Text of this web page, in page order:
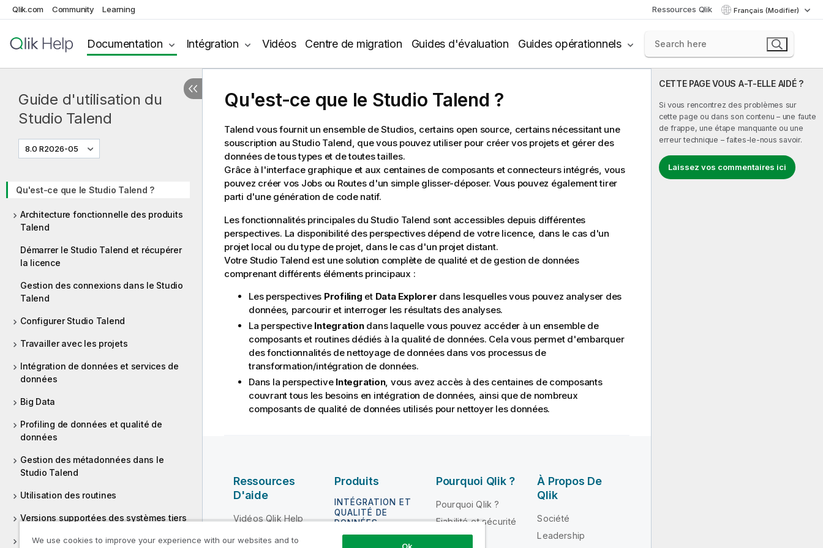
Qlik.com Community Learning Ressources Qlik Français (Modifier)
Documentation Intégration Vidéos Centre de migration Guides d'évaluation Guides opérationnels
Guide d'utilisation du
Studio Talend
8.0 R2026-05
Qu'est-ce que le Studio Talend ?
Architecture fonctionnelle des produits
Talend
Démarrer le Studio Talend et récupérer
la licence
Gestion des connexions dans le Studio
Talend
Configurer Studio Talend
Travailler avec les projets
Intégration de données et services de
données
Big Data
Profiling de données et qualité de
données
Gestion des métadonnées dans le
Studio Talend
Utilisation des routines
Versions supportées des systèmes tiers
Annexes
CETTE PAGE VOUS A-T-ELLE AIDÉ ?
Si vous rencontrez des problèmes sur
cette page ou dans son contenu – une faute
de frappe, une étape manquante ou une
erreur technique – faites-le-nous savoir.
Laissez vos commentaires ici
Qu'est-ce que le Studio Talend ?
Talend vous fournit un ensemble de Studios, certains open source, certains nécessitant une
souscription au Studio Talend, que vous pouvez utiliser pour créer vos projets et gérer des
données de tous types et de toutes tailles.
Grâce à l'interface graphique et aux centaines de composants et connecteurs intégrés, vous
pouvez créer vos Jobs ou Routes d'un simple glisser-déposer. Vous pouvez également tirer
parti d'une génération de code natif.
Les fonctionnalités principales duStudio Talend sont accessibles depuis différentes
perspectives. La disponibilité des perspectives dépend de votre licence, dans le cas d'un
projet local ou du type de projet, dans le cas d'un projet distant.
Votre Studio Talend est une solution complète de qualité et de gestion de données
comprenant différents éléments principaux :
Les perspectives Profiling et Data Explorer dans lesquelles vous pouvez analyser des
données, parcourir et interroger les résultats des analyses.
La perspective Integrationdans laquelle vous pouvez accéder à un ensemble de
composants et routines dédiés à la qualité de données. Cela vous permet d'embarquer
des fonctionnalités de nettoyage de données dans vos processus de
transformation/intégration de données.
Dans la perspective Integration, vous avez accès à des centaines de composants
couvrant tous les besoins en intégration de données, ainsi que de nombreux
composants de qualité de données utilisés pour nettoyer les données.
Ressources
D'aide
Vidéos Qlik Help
Qlik Developer
Produits
INTÉGRATION ET
QUALITÉ DE
DONNÉES
Pourquoi Qlik ?
Pourquoi Qlik ?
Fiabilité et sécurité
Fiabilité et
À Propos De
Qlik
Société
Leadership
We use cookies to improve your experience with our websites and to